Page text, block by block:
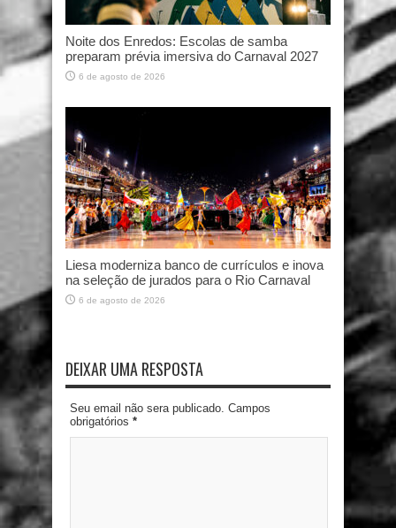
Noite dos Enredos: Escolas de samba
preparam prévia imersiva do Carnaval 2027
6 de agosto de 2026
Liesa moderniza banco de currículos e inova
na seleção de jurados para o Rio Carnaval
6 de agosto de 2026
DEIXAR UMA RESPOSTA
Seu email não sera publicado. Campos
obrigatórios *